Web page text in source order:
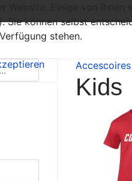
Accescoires
Kids
Website. Einige von
Sie können selbst
stehen.